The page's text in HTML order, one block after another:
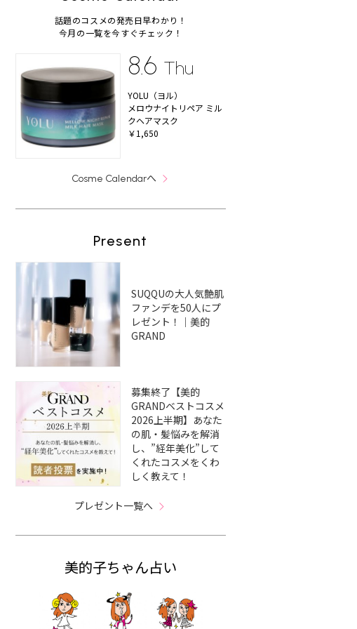
話題のコスメの発売日早わかり！
今月の一覧を今すぐチェック！
8.6 Thu
YOLU（ヨル）
メロウナイトリペア ミル
クヘアマスク
￥1,650
Cosme Calendarへ
Present
SUQQUの大人気艶肌
ファンデを50人にプ
レゼント！｜美的
GRAND
募集終了【美的
GRANDベストコスメ
2026上半期】あなた
の肌・髪悩みを解消
し、”経年美化”して
くれたコスメをくわ
しく教えて！
プレゼント一覧へ
美的子ちゃん占い